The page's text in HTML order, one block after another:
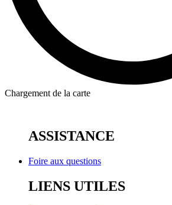
Chargement de la carte
ASSISTANCE
Foire aux questions
LIENS UTILES